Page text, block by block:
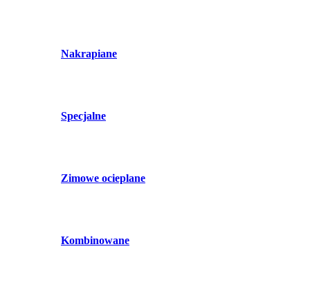
Nakrapiane
Specjalne
Zimowe ocieplane
Kombinowane